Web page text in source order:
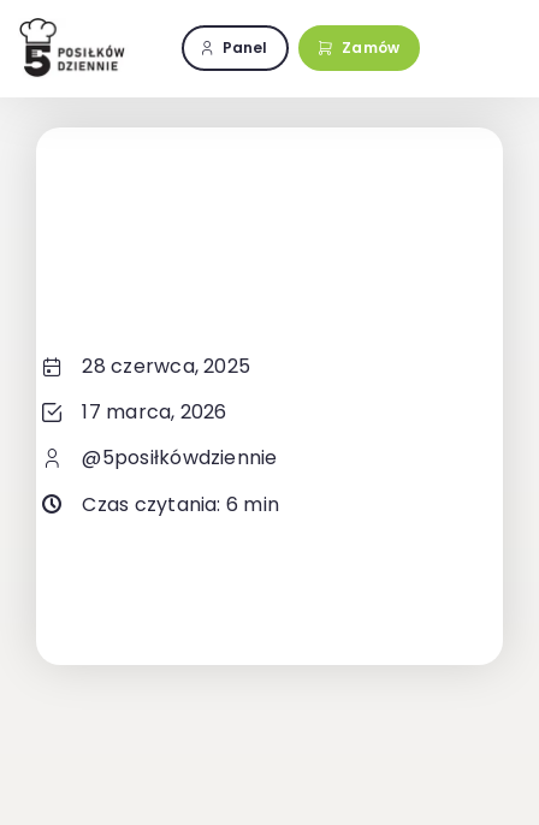
Przejdź
zawartości
Panel Zamów
28 czerwca, 2025
17 marca, 2026
@5posiłkówdziennie
Czas czytania: 6 min